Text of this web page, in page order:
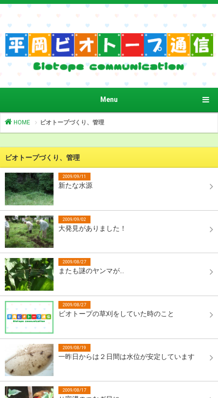
Menu
HOME ビオトープづくり、管理
ビオトープづくり、管理
2009/09/11
新たな水源
2009/09/02
大発見がありました！
2009/08/27
またも謎のヤンマが…
2009/08/27
ビオトープの草刈をしていた時のこと
2009/08/19
一昨日からは２日間は水位が安定しています
2009/08/17